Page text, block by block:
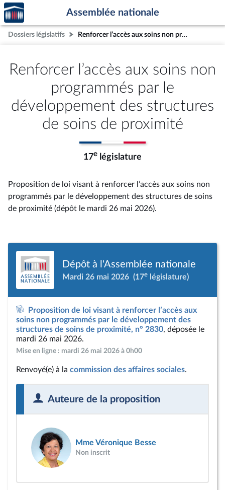
Aller au contenu
Aller en bas de la page
Accèder
à la
page
d'accueil
Assemblée nationale
Dossiers législatifs Renforcer l’accès aux soins non programmés par le développement des structures de soins de proximité
Renforcer l’accès aux soins non
programmés par le
développement des structures
de soins de proximité
17e législature
Proposition de loi visant à renforcer l’accès aux soins non
programmés par le développement des structures de soins
de proximité (dépôt le mardi 26 mai 2026).
Dépôt à l'Assemblée nationale
Mardi 26 mai 2026 (17e législature)
Proposition de loi visant à renforcer l’accès aux
soins non programmés par le développement des
structures de soins de proximité, n° 2830, déposée le
mardi 26 mai 2026.
Mise en ligne : mardi 26 mai 2026 à 0h00
Renvoyé(e) à la commission des affaires sociales.
Auteure de la proposition
Mme Véronique Besse
Non inscrit